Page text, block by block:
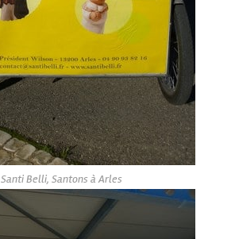
Santi Belli, Santons à Arles